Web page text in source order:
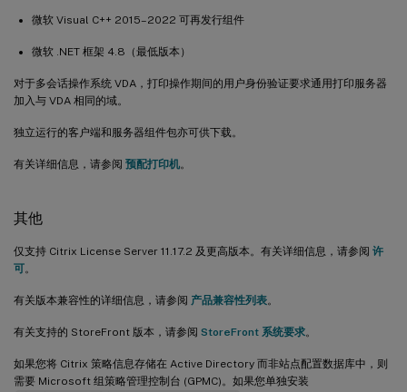
微软 Visual C++ 2015–2022 可再发行组件
微软 .NET 框架 4.8（最低版本）
对于多会话操作系统 VDA，打印操作期间的用户身份验证要求通用打印服务器
加入与 VDA 相同的域。
独立运行的客户端和服务器组件包亦可供下载。
有关详细信息，请参阅 预配打印机。
其他
仅支持 Citrix License Server 11.17.2 及更高版本。有关详细信息，请参阅 许
可。
有关版本兼容性的详细信息，请参阅 产品兼容性列表。
有关支持的 StoreFront 版本，请参阅 StoreFront 系统要求。
如果您将 Citrix 策略信息存储在 Active Directory 而非站点配置数据库中，则
需要 Microsoft 组策略管理控制台 (GPMC)。如果您单独安装